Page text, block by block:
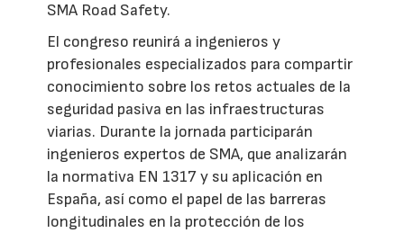
SMA Road Safety.
El congreso reunirá a ingenieros y
profesionales especializados para compartir
conocimiento sobre los retos actuales de la
seguridad pasiva en las infraestructuras
viarias. Durante la jornada participarán
ingenieros expertos de SMA, que analizarán
la normativa EN 1317 y su aplicación en
España, así como el papel de las barreras
longitudinales en la protección de los